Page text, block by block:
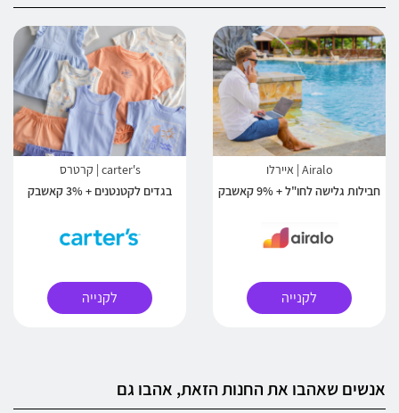
Airalo | איירלו
חבילות גלישה לחו"ל + 9% קאשבק
לקנייה
carter's | קרטרס
בגדים לקטנטנים + 3% קאשבק
לקנייה
אנשים שאהבו את החנות הזאת, אהבו גם